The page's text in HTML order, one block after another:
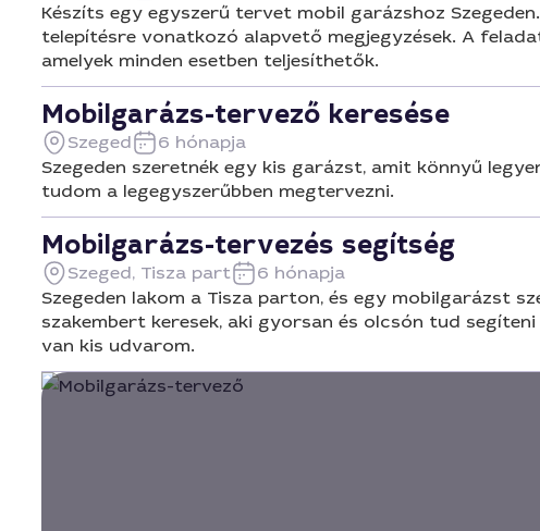
Készíts egy egyszerű tervet mobil garázshoz
telepítésre vonatkozó alapvető megjegyzések. A
amelyek minden esetben teljesíthetők.
Mobilgarázs-tervező keresése
Szeged
6 hónapja
Szegeden szeretnék egy kis garázst, amit könnyű
tudom a legegyszerűbben megtervezni.
Mobilgarázs-tervezés segítség
Szeged, Tisza part
6 hónapja
Szegeden lakom a Tisza parton, és egy mobilgarázst
szakembert keresek, aki gyorsan és olcsón tud
van kis udvarom.